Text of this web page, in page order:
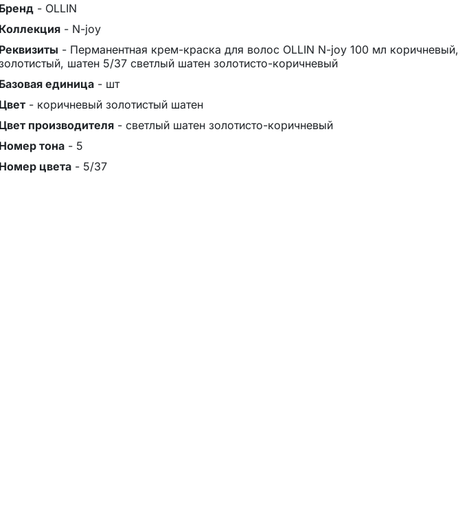
Бренд - OLLIN
Коллекция - N-joy
Реквизиты - Перманентная крем-краска для волос OLLIN N-joy 100 мл коричневый,
шатен 5/37 светлый шатен золотисто-коричневый
Базовая единица - шт
Цвет - коричневый золотистый шатен
Цвет производителя - светлый шатен золотисто-коричневый
Номер тона - 5
Номер цвета - 5/37